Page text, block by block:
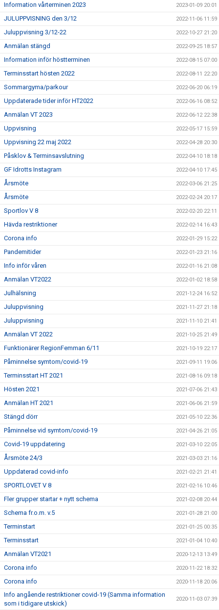
Information vårterminen 2023 2023-01-09 20:01
JULUPPVISNING den 3/12 2022-11-06 11:59
Juluppvisning 3/12-22 2022-10-27 21:20
Anmälan stängd 2022-09-25 18:57
Information inför höstterminen 2022-08-15 07:00
Terminsstart hösten 2022 2022-08-11 22:20
Sommargyma/parkour 2022-06-20 06:19
Uppdaterade tider inför HT2022 2022-06-16 08:52
Anmälan VT 2023 2022-06-12 22:38
Uppvisning 2022-05-17 15:59
Uppvisning 22 maj 2022 2022-04-28 20:30
Påsklov & Terminsavslutning 2022-04-10 18:18
GF Idrotts Instagram 2022-04-10 17:45
Årsmöte 2022-03-06 21:25
Årsmöte 2022-02-24 20:17
Sportlov V 8 2022-02-20 22:11
Hävda restriktioner 2022-02-14 16:43
Corona info 2022-01-29 15:22
Pandemitider 2022-01-23 21:16
Info inför våren 2022-01-16 21:08
Anmälan VT2022 2022-01-02 18:58
Julhälsning 2021-12-24 16:52
Juluppvisning 2021-11-27 21:18
Juluppvisning 2021-11-10 21:41
Anmälan VT 2022 2021-10-25 21:49
Funktionärer RegionFemman 6/11 2021-10-19 22:17
Påminnelse symtom/covid-19 2021-09-11 19:06
Terminsstart HT 2021 2021-08-16 09:18
Hösten 2021 2021-07-06 21:43
Anmälan HT 2021 2021-06-06 21:59
Stängd dörr 2021-05-10 22:36
Påminnelse vid symtom/covid-19 2021-04-26 21:05
Covid-19 uppdatering 2021-03-10 22:05
Årsmöte 24/3 2021-03-03 21:16
Uppdaterad covid-info 2021-02-21 21:41
SPORTLOVET V 8 2021-02-16 10:46
Fler grupper startar + nytt schema 2021-02-08 20:44
Schema fr.o.m. v.5 2021-01-28 21:00
Terminstart 2021-01-25 00:35
Terminsstart 2021-01-04 10:40
Anmälan VT2021 2020-12-13 13:49
Corona info 2020-11-22 18:32
Corona info 2020-11-18 20:06
Info angående restriktioner covid-19 (Samma information
som i tidigare utskick)
2020-11-03 07:39